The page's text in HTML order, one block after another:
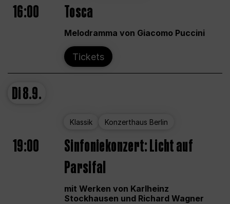
16:00 Tosca
Melodramma von Giacomo Puccini
Tickets
Di8.9.
Klassik Konzerthaus Berlin
19:00
Sinfoniekonzert: Licht auf
Parsifal
mit Werken von Karlheinz
Stockhausen und Richard Wagner